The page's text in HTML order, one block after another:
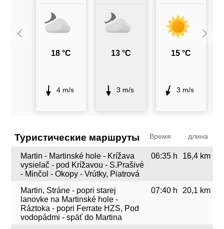
18 °C
4 m/s
13 °C
3 m/s
15 °C
3 m/s
Туристические маршруты Время длина
Martin - Martinské hole - Krížava
vysielač - pod Krížavou - S.Prašivé
- Minčol - Okopy - Vrútky, Piatrová
06:35 h 16,4 km
Martin, Stráne - popri starej
lanovke na Martinské hole -
Ráztoka - popri Ferrate HZS, Pod
vodopádmi - späť do Martina
07:40 h 20,1 km